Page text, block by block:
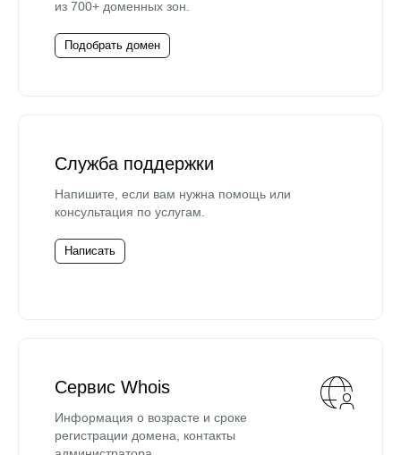
из 700+ доменных зон.
Подобрать домен
Служба поддержки
Напишите, если вам нужна помощь или
консультация по услугам.
Написать
Сервис Whois
Информация о возрасте и сроке
регистрации домена, контакты